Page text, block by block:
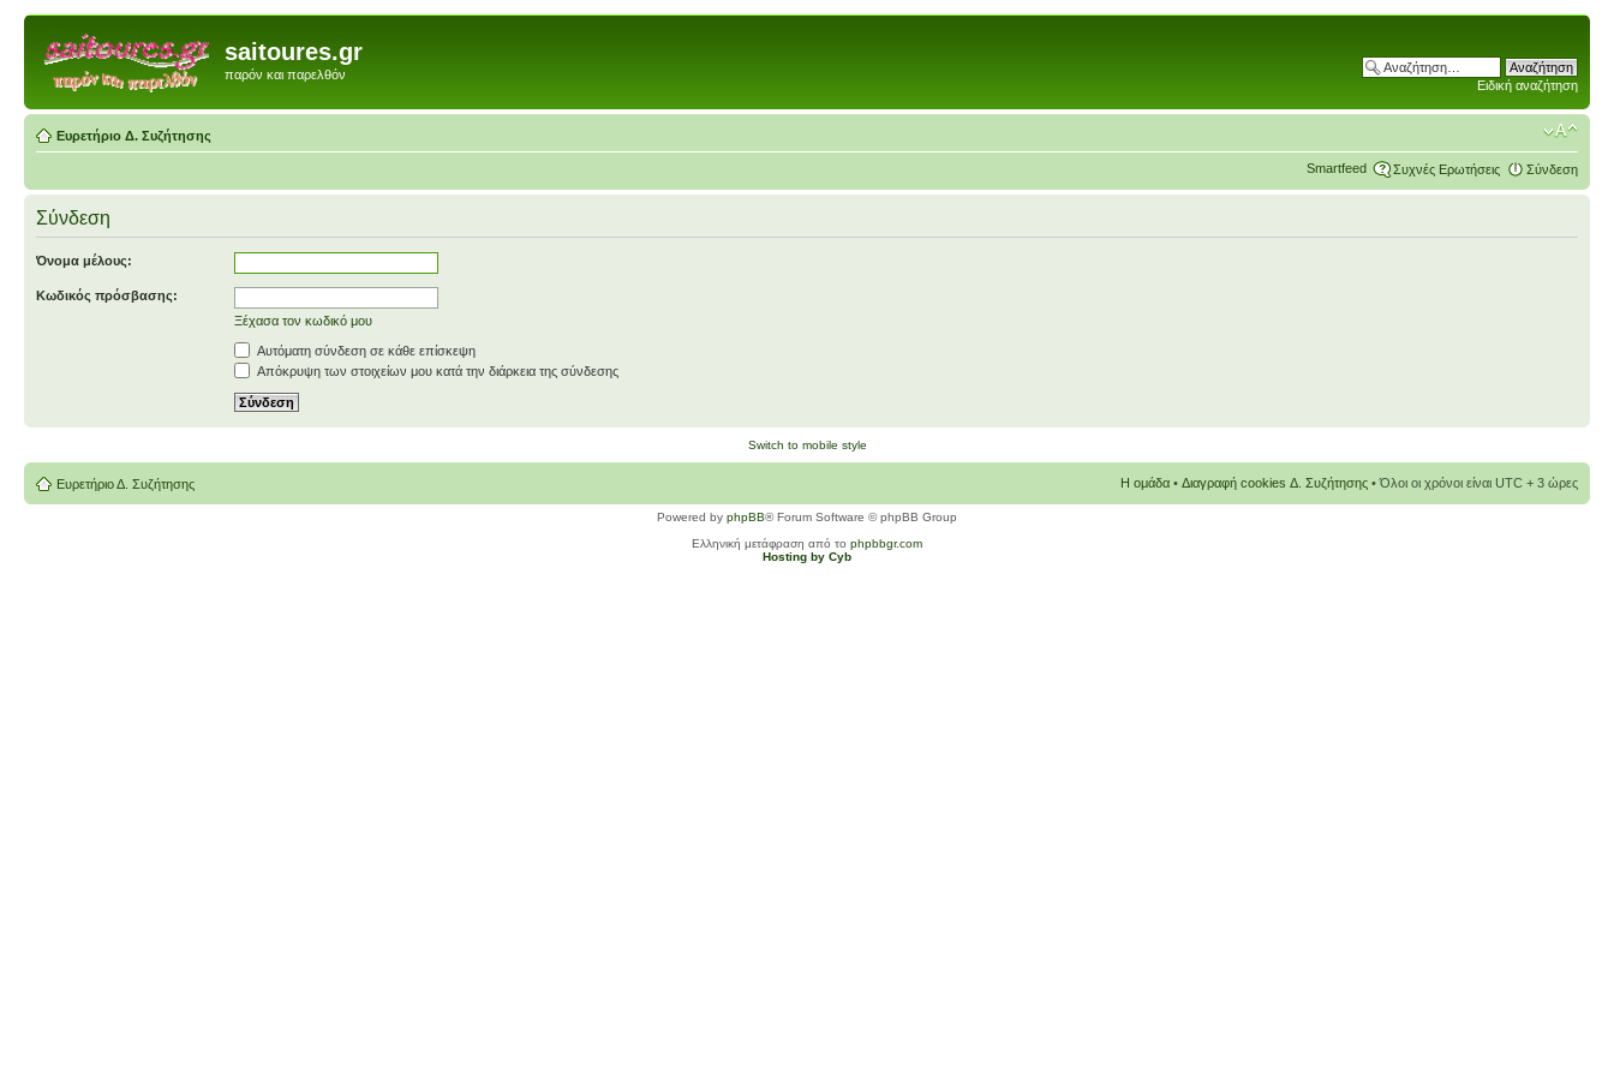
saitoures.gr
παρόν και παρελθόν
Ειδική αναζήτηση
Ευρετήριο Δ. Συζήτησης
Smartfeed Συχνές Ερωτήσεις Σύνδεση
Σύνδεση
Όνομα μέλους:
Κωδικός πρόσβασης:
Ξέχασα τον κωδικό μου
Αυτόματη σύνδεση σε κάθε επίσκεψη
Απόκρυψη των στοιχείων μου κατά την διάρκεια της σύνδεσης
Switch to mobile style
Ευρετήριο Δ. Συζήτησης Η ομάδα • Διαγραφή cookies Δ. Συζήτησης • Όλοι οι χρόνοι είναι UTC + 3 ώρες
Powered by phpBB® Forum Software © phpBB Group
Ελληνική μετάφραση από το phpbbgr.com
Hosting by Cyb